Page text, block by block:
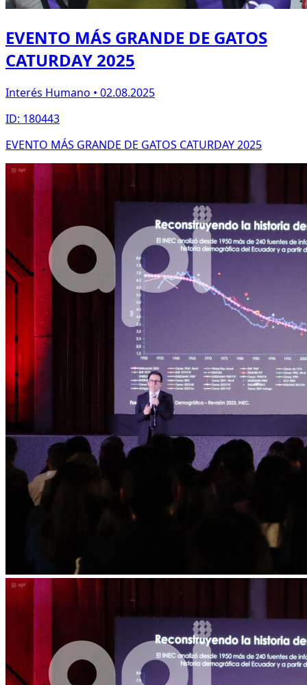
EVENTO MÁS GRANDE DE GATOS
CATURDAY 2025
Interés Humano • 02.08.2025
ID: 180443
EVENTO MÁS GRANDE DE GATOS CATURDAY 2025